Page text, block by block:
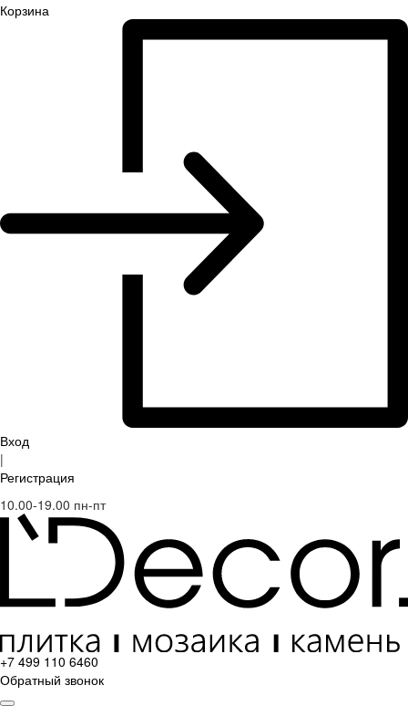
Корзина
Вход
|
Регистрация
10.00-19.00 пн-пт
+7 499 110 6460
Обратный звонок